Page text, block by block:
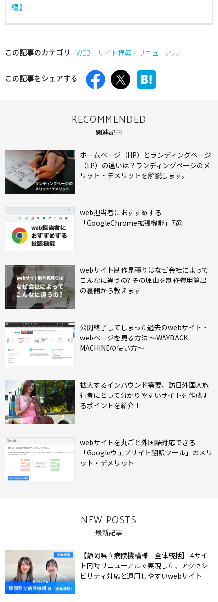
編】
この記事のカテゴリ WEB サイト構築・リニューアル
この記事をシェアする
RECOMMENDED
関連記事
ホームページ（HP）とランディングページ
（LP）の違いは？ランディングページのメ
リット・デメリットを解説します。
web担当者におすすめする
「GoogleChrome拡張機能」7選
webサイト制作見積りはなぜ会社によって
こんなに違うの? その理由を制作費用算出
の裏側から教えます
公開終了してしまった過去のwebサイト・
webページを見る方法 ～WAYBACK
MACHINEの使い方～
拡大するインバウンド需要、訪日外国人旅
行者にとって分かりやすいサイトを作成す
るポイントを紹介！
webサイトを丸ごと外国語対応できる
「Googleウェブサイト翻訳ツール」のメリ
ット・デメリット
NEW POSTS
最新記事
【静岡県立病院機構様 全体統括】 4サイ
ト同時リニューアルで実現した、アクセシ
ビリティ対応と運用しやすいwebサイト